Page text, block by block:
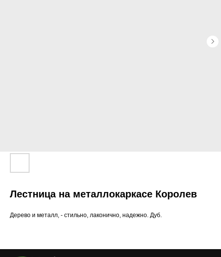
Лестница на металлокаркасе Королев
Дерево и металл, - стильно, лаконично, надежно. Дуб.